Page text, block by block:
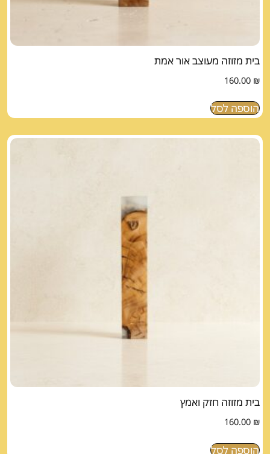
בית מזוזה מעוצב אור אמת
160.00 ₪
הוספה לסל
בית מזוזה חזק ואמץ
160.00 ₪
הוספה לסל